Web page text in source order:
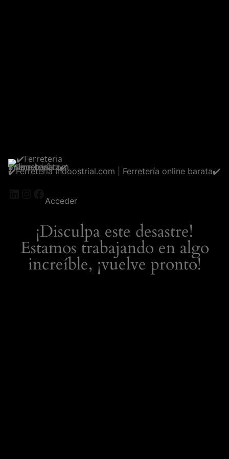
✔️Ferreteria Indoostrial.com | Ferretería online barata✔️
LinkedIn
Instagram
Facebook
Acceder
¡Disculpa este desastre!
Estamos trabajando en algo
increíble, ¡vuelve pronto!